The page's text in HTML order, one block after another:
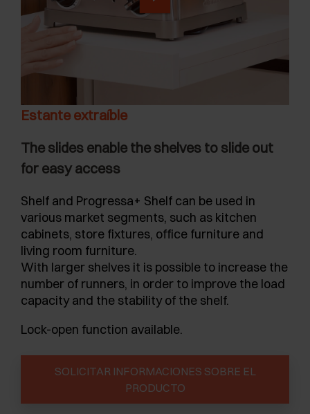
Estante extraíble
The slides enable the shelves to slide out
for easy access
Shelf and Progressa+ Shelf can be used in
various market segments, such as kitchen
cabinets, store fixtures, office furniture and
living room furniture.
With larger shelves it is possible to increase the
number of runners, in order to improve the load
capacity and the stability of the shelf.
Lock-open function available.
SOLICITAR INFORMACIONES SOBRE EL
PRODUCTO